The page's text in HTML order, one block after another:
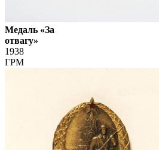
Медаль «За
отвагу»
1938
ГРМ